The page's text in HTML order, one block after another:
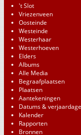
't Slot
Vriezenveen
Oosteinde
Westeinde
Westerhaar
Westerhoeven
Elders
Albums
Alle Media
Begraafplaatsen
Plaatsen
Aantekeningen
Datums &
Kalender
Rapporten
Bronnen